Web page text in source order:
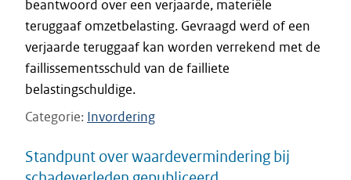
beantwoord over een verjaarde, materiële
teruggaaf omzetbelasting. Gevraagd werd of een
verjaarde teruggaaf kan worden verrekend met de
faillissementsschuld van de failliete
belastingschuldige.
Categorie Invordering
Standpunt over waardevermindering bij